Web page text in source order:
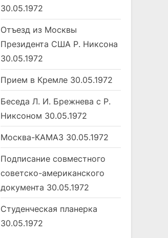
30.05.1972
Отъезд из Москвы
Президента США Р. Никсона
30.05.1972
Прием в Кремле 30.05.1972
Беседа Л. И. Брежнева с Р.
Никсоном 30.05.1972
Москва-КАМАЗ 30.05.1972
Подписание совместного
советско-американского
документа 30.05.1972
Студенческая планерка
30.05.1972